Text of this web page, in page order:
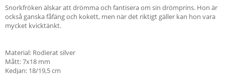
Snorkfröken älskar att drömma och fantisera om sin drömprins. Hon är
också ganska fåfäng och kokett, men när det riktigt gäller kan hon vara
mycket kvicktänkt.
Material: Rodierat silver
Mått: 7x18 mm
Kedjan: 18/19,5 cm